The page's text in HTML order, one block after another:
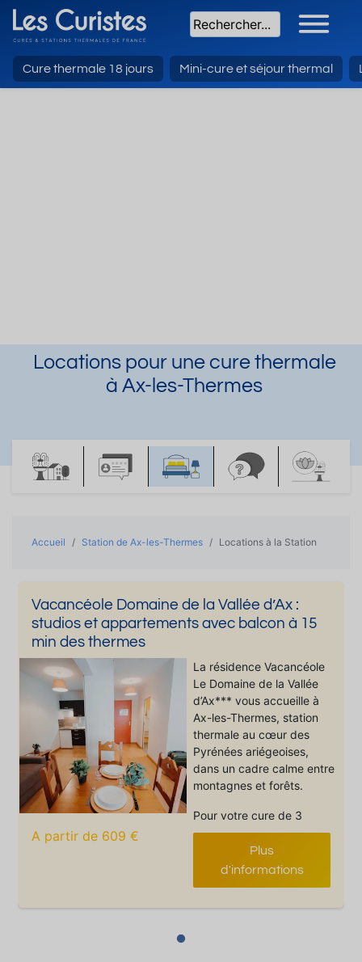
Cure thermale 18 jours Mini-cure et séjour thermal
Locations pour une cure thermale
à Ax-les-Thermes
Accueil Station de Ax-les-Thermes Locations à la Station
Vacancéole Domaine de la Vallée d’Ax :
studios et appartements avec balcon à 15
min des thermes
La résidence Vacancéole
Le Domaine de la Vallée
d’Ax*** vous accueille à
Ax-les-Thermes, station
thermale au cœur des
Pyrénées ariégeoises,
dans un cadre calme entre
montagnes et forêts.
Pour votre cure de 3
semaines, profitez de
studios et appartements
jusqu’à 6 personnes, avec
cuisine équipée
A partir de 609 €
Plus
d'informations